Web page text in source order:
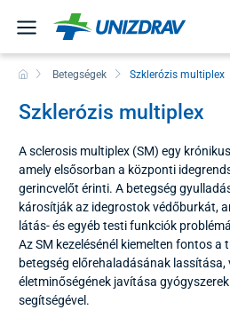
Betegségek Szklerózis multiplex
Szklerózis multiplex
A sclerosis multiplex (SM) egy
amely elsősorban a központi
gerincvelőt érinti. A betegség
károsítják az idegrostok védőburkát,
látás- és egyéb testi funkciók
Az SM kezelésénél kiemelten fontos a
betegség előrehaladásának
életminőségének javítása
segítségével.